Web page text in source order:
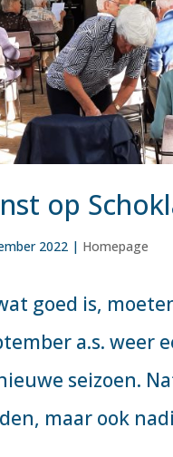
op
2022 | Homepage
goed is,
a.s. weer
seizoen.
maar ook